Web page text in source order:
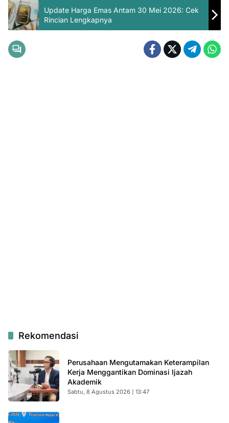
Update Harga Emas Antam 30 Mei 2026: Cek
Rincian Lengkapnya
Rekomendasi
Perusahaan Mengutamakan Keterampilan
Kerja Menggantikan Dominasi Ijazah
Akademik
Sabtu, 8 Agustus 2026 | 13:47